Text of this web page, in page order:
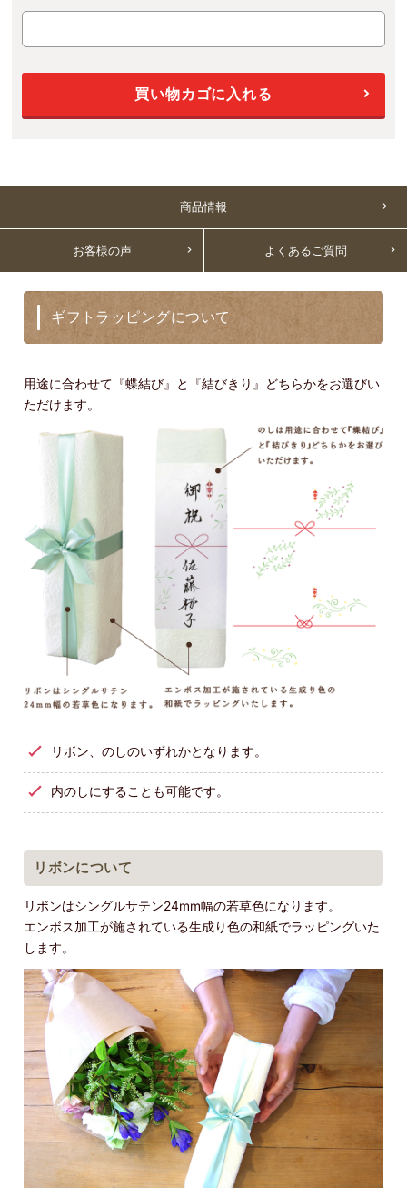
買い物カゴに入れる
商品情報
お客様の声 よくあるご質問
ギフトラッピングについて
用途に合わせて『蝶結び』と『結びきり』どちらかをお選びい
ただけます。
リボン、のしのいずれかとなります。
内のしにすることも可能です。
リボンについて
リボンはシングルサテン24mm幅の若草色になります。
エンボス加工が施されている生成り色の和紙でラッピングいた
します。